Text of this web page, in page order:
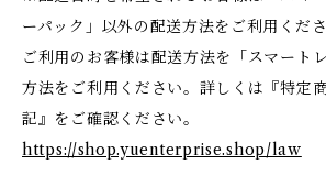
ーパック」以外の配送方法をご利用くだ
ご利用のお客様は配送方法を「スマート
方法をご利用ください。詳しくは『特定
記』をご確認ください。
https://shop.yuenterprise.shop/law